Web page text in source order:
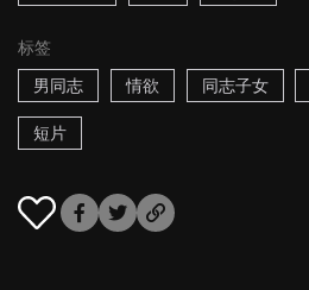
标签
男同志
情欲 同志子女
短片